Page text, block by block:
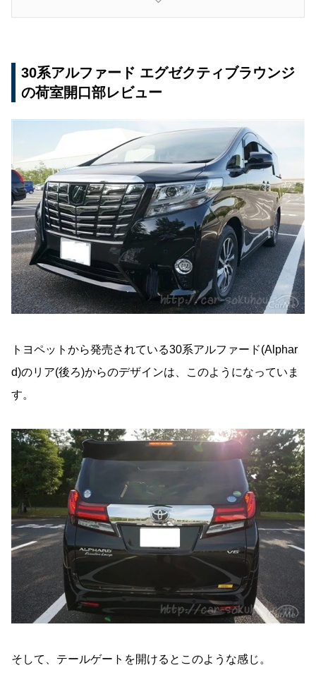
30系アルファード エグゼクティブラウンジ
の荷室開口部レビュー
トヨペットから発売されている30系アルファード(Alphar
d)のリア(後ろ)からのデザインは、このようになっていま
す。
そして、テールゲートを開けるとこのような感じ。